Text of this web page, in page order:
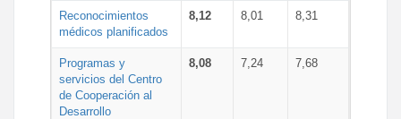
Reconocimientos
médicos planificados
8,12 8,01 8,31
Programas y
servicios del Centro
de Cooperación al
Desarrollo
8,08 7,24 7,68